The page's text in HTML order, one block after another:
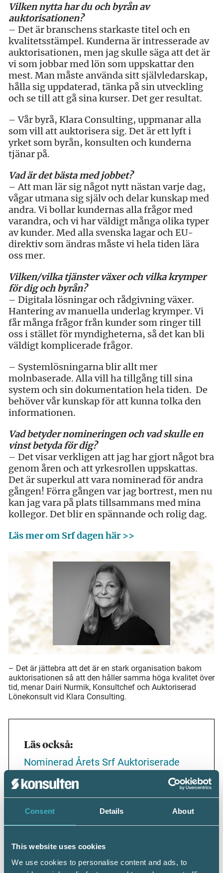
Consent Details About
This website uses cookies
We use cookies to personalise content and ads, to
Vilken nytta har du och byrån av
auktorisationen?
– Det är branschens starkaste titel och en
kvalitetsstämpel. Kunderna är intresserade av
auktorisationen, men jag skulle säga att det är
vi som jobbar med lön som uppskattar den
mest. Man måste använda sitt självledarskap,
hålla sig uppdaterad, tänka på sin utveckling
och se till att gå sina kurser. Det ger resultat.
– Vår byrå, Klara Consulting, uppmanar alla
som vill att auktorisera sig. Det är ett lyft i
yrket som byrån, konsulten och kunderna
tjänar på.
Vad är det bästa med jobbet?
– Att man lär sig något nytt nästan varje dag,
vågar utmana sig själv och delar kunskap med
andra. Vi bollar kundernas alla frågor med
varandra, och vi har väldigt många olika typer
av kunder. Med alla svenska lagar och EU-
direktiv som ändras måste vi hela tiden lära
oss mer.
Vilken/vilka tjänster växer och vilka krymper
för dig och byrån?
– Digitala lösningar och rådgivning växer.
Hantering av manuella underlag krymper. Vi
får många frågor från kunder som ringer till
oss i stället för myndigheterna, så det kan bli
väldigt komplicerade frågor.
– Systemlösningarna blir allt mer
molnbaserade. Alla vill ha tillgång till sina
system och sin dokumentation hela tiden. De
behöver vår kunskap för att kunna tolka den
informationen.
Vad betyder nomineringen och vad skulle en
vinst betyda för dig?
– Det visar verkligen att jag har gjort något bra
genom åren och att yrkesrollen uppskattas.
Det är superkul att vara nominerad för andra
gången! Förra gången var jag bortrest, men nu
kan jag vara på plats tillsammans med mina
kollegor. Det blir en spännande och rolig dag.
Läs mer om Srf dagen här >>
– Det är jättebra att det är en stark organisation bakom
auktorisationen så att den håller samma höga kvalitet över
tid, menar Dairi Nurmik, Konsultchef och Auktoriserad
Lönekonsult vid Klara Consulting.
Läs också:
Nominerad Årets Srf Auktoriserade
Verksamhet, Amesto: ”Auktorisation är
en kvalitetsstämpel”
Nominerad Årets Srf Auktoriserade
Verksamhet, 8082 Ekonomi: